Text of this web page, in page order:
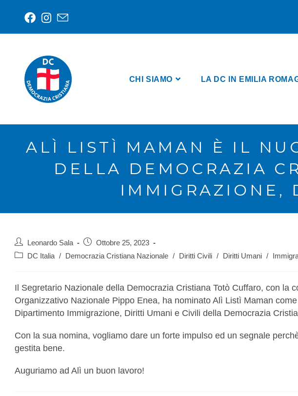
CHI SIAMO LA DC IN EMILIA
ALÌ LISTÌ MAMAN È IL
DELLA DEMOCRAZIA
IMMIGRAZIONE,
Leonardo Sala
Ottobre 25, 2023
DC Italia / Democrazia Cristiana Nazionale / Diritti Civili / Diritti Umani /
Il Segretario Nazionale della Democrazia Cristiana Totò Cuffaro, con la
Organizzativo Nazionale Pippo Enea, ha nominato Alì Listì Maman
Dipartimento Immigrazione, Diritti Umani e Civili della Democrazia
Con la sua nomina, vogliamo dare un forte impulso ed un segnale
gestita bene.
Auguriamo ad Alì un buon lavoro!